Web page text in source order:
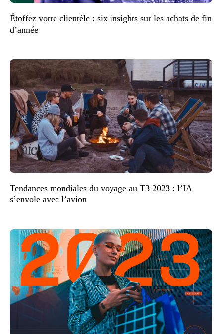
Étoffez votre clientèle : six insights sur les achats de fin
d’année
Tendances mondiales du voyage au T3 2023 : l’IA
s’envole avec l’avion